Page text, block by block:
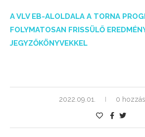
A VLV EB-ALOLDALA A TORNA
FOLYMATOSAN FRISSÜLŐ
JEGYZŐKÖNYVEKKEL
2022.09.01. 0